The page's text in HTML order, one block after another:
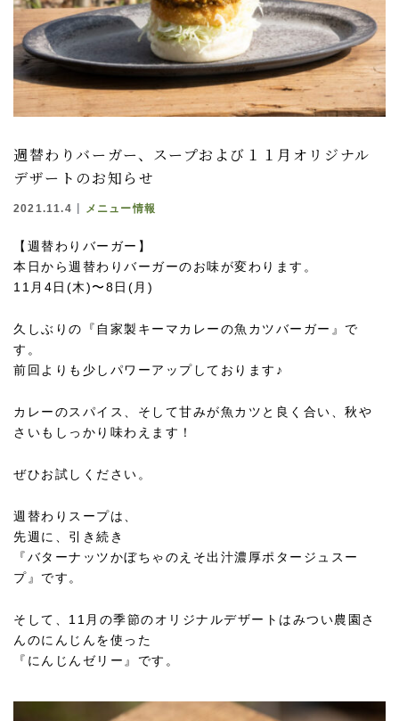
週替わりバーガー、スープおよび１１月オリジナル
デザートのお知らせ
2021.11.4 メニュー情報
【週替わりバーガー】
本日から週替わりバーガーのお味が変わります。
11月4日(木)〜8日(月)
久しぶりの『自家製キーマカレーの魚カツバーガー』で
す。
前回よりも少しパワーアップしております♪
カレーのスパイス、そして甘みが魚カツと良く合い、秋や
さいもしっかり味わえます！
ぜひお試しください。
週替わりスープは、
先週に、引き続き
『バターナッツかぼちゃのえそ出汁濃厚ポタージュスー
プ』です。
そして、11月の季節のオリジナルデザートはみつい農園さ
んのにんじんを使った
『にんじんゼリー』です。